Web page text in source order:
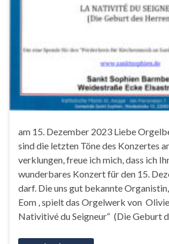
am 15. Dezember 2023 Liebe
sind die letzten Töne des Konzertes
verklungen, freue ich mich, dass ich
wunderbares Konzert für den 15.
darf. Die uns gut bekannte
Eom , spielt das Orgelwerk von
Nativitivé du Seigneur“ (Die Geburt